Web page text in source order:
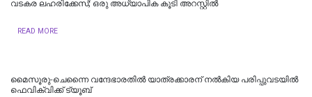
വടകര ലഹരിക്കേസ്; ഒരു അധ്യാപിക കൂടി അറസ്റ്റില്‍
READ MORE
മൈസൂരു-ചെന്നൈ വന്ദേഭാരതില്‍ യാത്രക്കാരന് നല്‍കിയ പരിപ്പുവടയില്‍
ഫെവിക്വിക്ക് ട്യൂബ്